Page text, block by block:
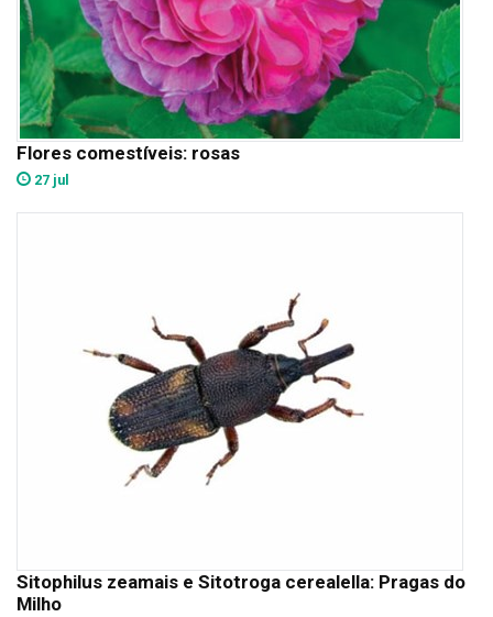
Flores comestíveis: rosas
27 jul
Sitophilus zeamais e Sitotroga cerealella: Pragas do
Milho